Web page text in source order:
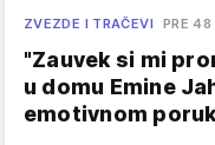
ZVEZDE I TRAČEVI PRE 48
"Zauvek si mi
u domu Emine
emotivnom